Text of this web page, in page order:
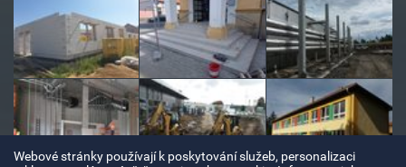
Webové stránky používají k poskytování služeb, personalizaci